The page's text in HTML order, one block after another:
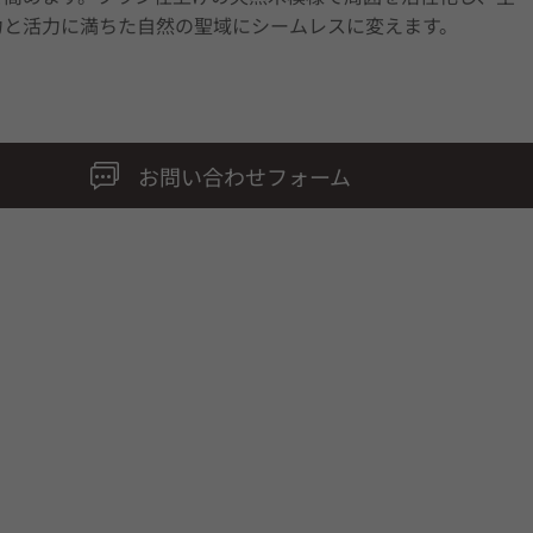
活力に満ちた自然の聖域にシームレスに変えます。
お問い合わせフォーム